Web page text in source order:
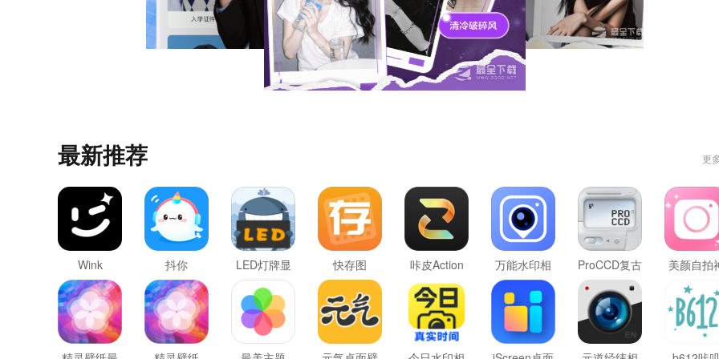
最新推荐 更
Wink 抖你
LED灯牌显
示屏滚动字
幕
快存图 咔皮Action
万能水印相
机
ProCCD复古
CCD相机
美颜自拍